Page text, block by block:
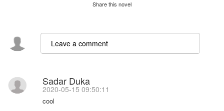
Share this novel
Sadar Duka
2020-05-15 09:50:11
cool